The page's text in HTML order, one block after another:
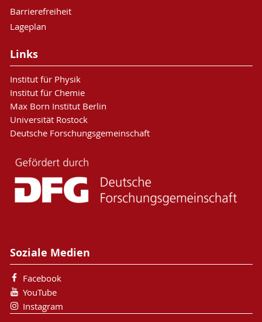
Barrierefreiheit
Lageplan
Links
Institut für Physik
Institut für Chemie
Max Born Institut Berlin
Universität Rostock
Deutsche Forschungsgemeinschaft
Soziale Medien
Facebook
YouTube
Instagram